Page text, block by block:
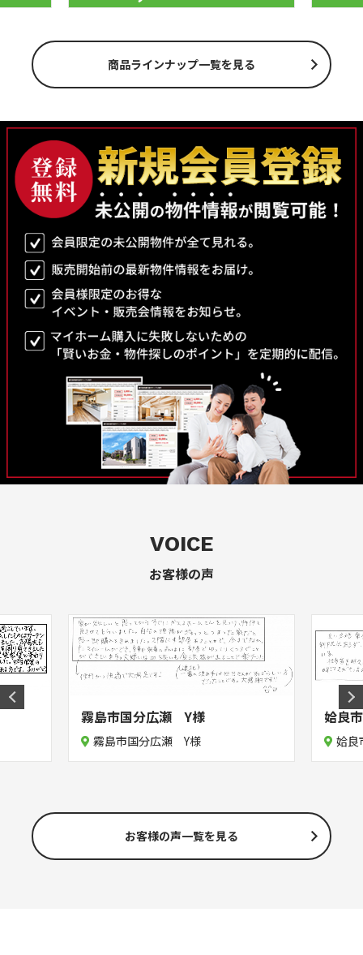
商品ラインナップ一覧を見る
VOICE
お客様の声
霧島市国分広瀬 Y様
霧島市国分広瀬 Y様
姶良
姶
お客様の声一覧を見る